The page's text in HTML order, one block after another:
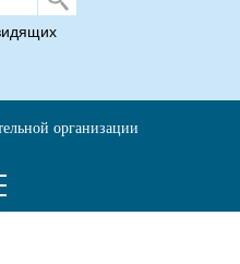
https://vk.com/id463173270?
организации